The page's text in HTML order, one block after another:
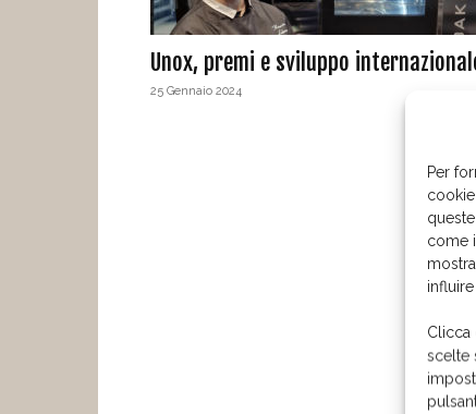
Per
come
Clicca
scelte
Unox, premi e sviluppo
25 Gennaio 2024